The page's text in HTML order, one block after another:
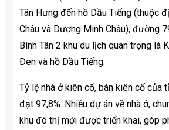
Tân Hưng đến hồ Dầu Tiếng (thuộc
Châu và Dương Minh Châu), đường
Bình Tân 2 khu du lịch quan trọng là
Ðen và hồ Dầu Tiếng.
Tỷ lệ nhà ở kiên cố, bán kiên cố của
đạt 97,8%. Nhiều dự án về nhà ở,
khu đô thị mới được triển khai, góp